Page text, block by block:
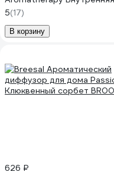
гармония (8) ARST/005
5(17)
В корзину
626 ₽